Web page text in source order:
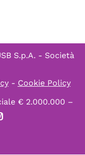
S.p.A. - Società
- Cookie Policy
€ 2.000.000 –